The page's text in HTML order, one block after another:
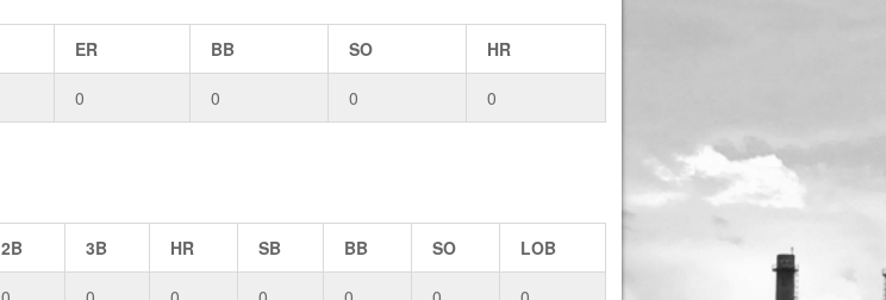
ER BB SO HR
0 0 0 0
2B 3B HR SB BB SO LOB